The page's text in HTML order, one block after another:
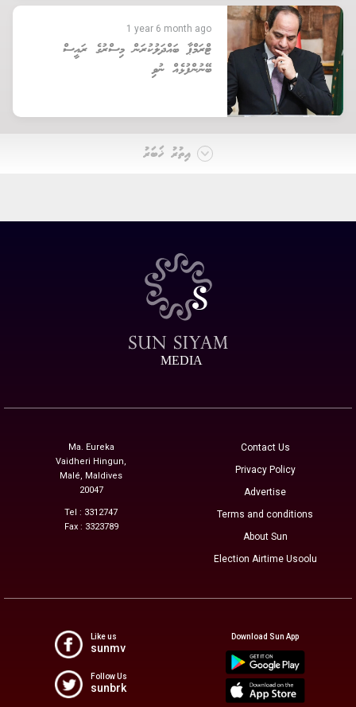
1 year 6 month ago
ޓްރަމްޕާ ބައްދަލުކުރަން މިސްރުގެ ރައީސް
ބޭނުންފުޅެއް ނުވި
އިތުރު ޚަބަރު
MEDIA
Ma. Eureka
Vaidheri Hingun,
Malé, Maldives
20047
Tel : 3312747
Fax : 3323789
Contact Us
Privacy Policy
Advertise
Terms and conditions
About Sun
Election Airtime Usoolu
Like us
sunmv
Follow Us
sunbrk
Download Sun App